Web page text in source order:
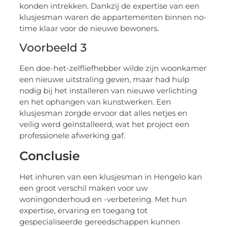
konden intrekken. Dankzij de expertise van een
klusjesman waren de appartementen binnen no-
time klaar voor de nieuwe bewoners.
Voorbeeld 3
Een doe-het-zelfliefhebber wilde zijn woonkamer
een nieuwe uitstraling geven, maar had hulp
nodig bij het installeren van nieuwe verlichting
en het ophangen van kunstwerken. Een
klusjesman zorgde ervoor dat alles netjes en
veilig werd geïnstalleerd, wat het project een
professionele afwerking gaf.
Conclusie
Het inhuren van een klusjesman in Hengelo kan
een groot verschil maken voor uw
woningonderhoud en -verbetering. Met hun
expertise, ervaring en toegang tot
gespecialiseerde gereedschappen kunnen